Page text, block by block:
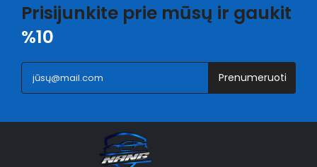
Prisijunkite prie mūsų ir gaukit
%10
Prenumeruoti